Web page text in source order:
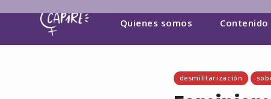
Quienes somos Contenido
desmilitarización